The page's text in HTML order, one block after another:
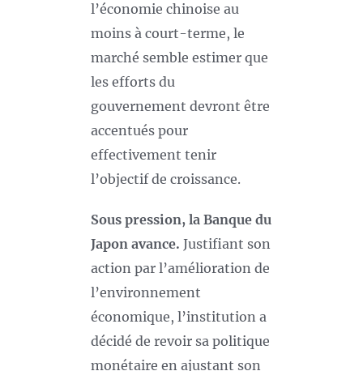
l’économie chinoise au
moins à court-terme, le
marché semble estimer que
les efforts du
gouvernement devront être
accentués pour
effectivement tenir
l’objectif de croissance.
Sous pression, la Banque du
Japon avance. Justifiant son
action par l’amélioration de
l’environnement
économique, l’institution a
décidé de revoir sa politique
monétaire en ajustant son